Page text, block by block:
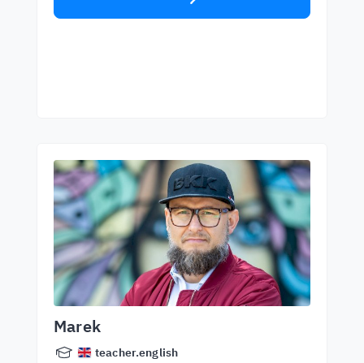
Marek
teacher.english